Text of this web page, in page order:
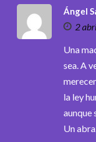
Ángel
2
Una
sea. A
la ley
aunque
Un